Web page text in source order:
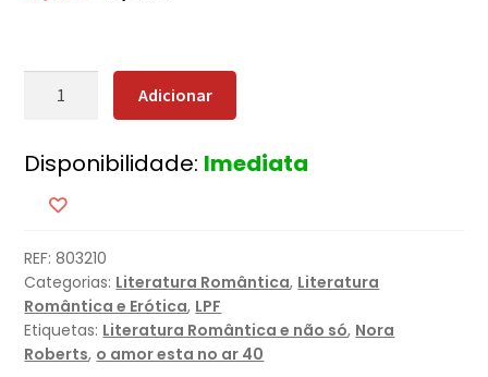
Quantidade
de
Vergonha
Adicionar
Disponibilidade: Imediata
REF:803210
Categorias: Literatura Romântica, Literatura
Romântica e Erótica, LPF
Etiquetas: Literatura Romântica e não só, Nora
Roberts, o amor esta no ar 40